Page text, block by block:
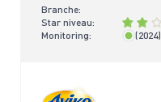
Branche:
Star niveau:
Monitoring:
< 2 jaar
(2024)